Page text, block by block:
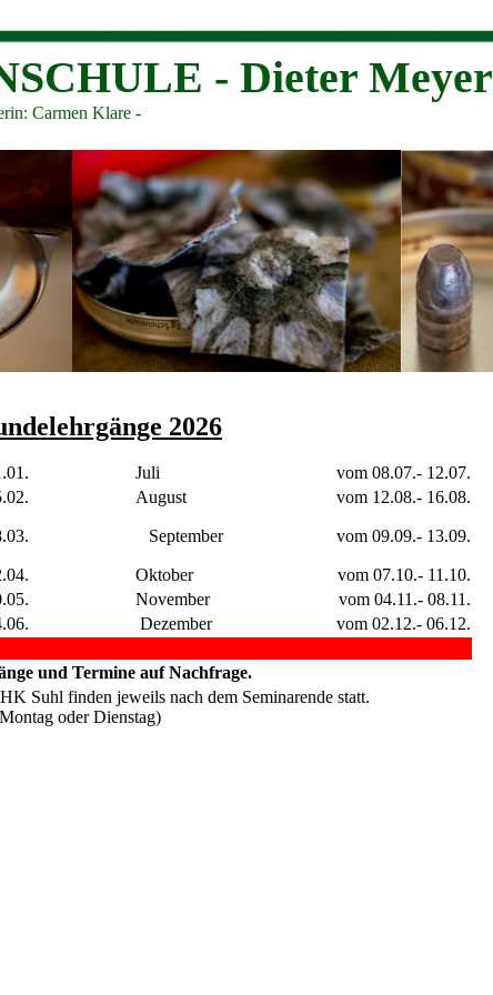
- Dieter Meyer
Carmen Klare -
2026
Juli
vom 08.07.- 12.07.
August vom 12.08.- 16.08.
September vom 09.09.- 13.09.
Oktober
vom 07.10.- 11.10.
November
vom 04.11.- 08.11.
Dezember vom 02.12.- 06.12.
und Termine auf Nachfrage.
Suhl finden jeweils nach dem Seminarende statt.
oder Dienstag)